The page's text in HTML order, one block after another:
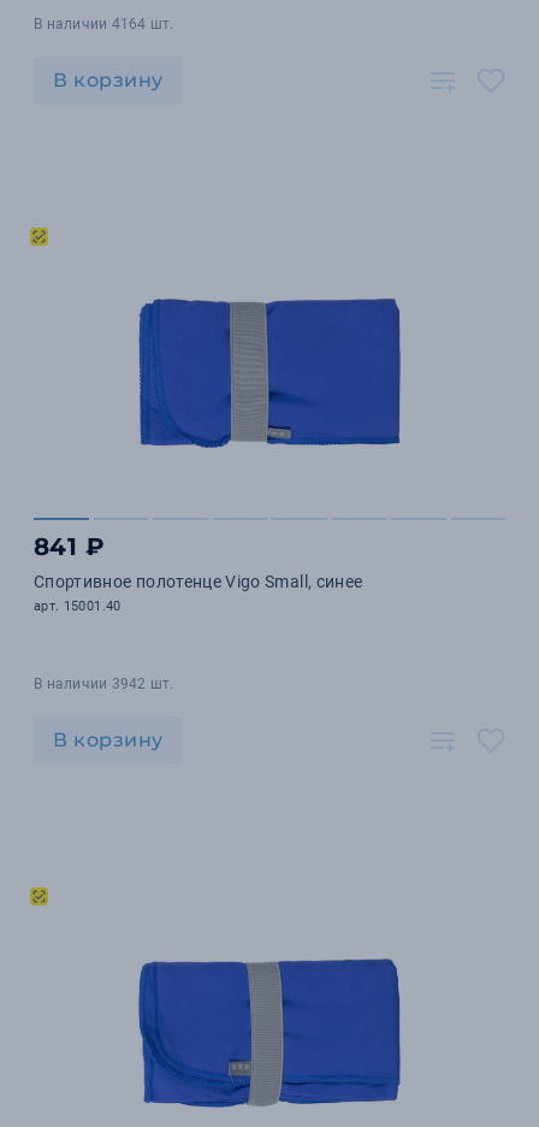
В наличии 4164 шт.
В корзину
841 ₽
Спортивное полотенце Vigo Small, синее
арт. 15001.40
В наличии 3942 шт.
В корзину